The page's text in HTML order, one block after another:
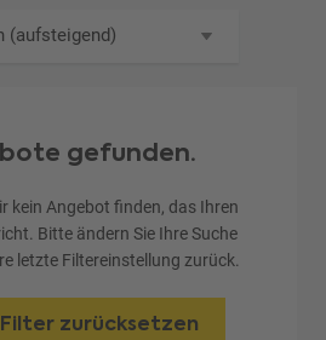
(aufsteigend)
gefunden.
kein Angebot finden, das Ihren
Bitte ändern Sie Ihre Suche
letzte Filtereinstellung zurück.
zurücksetzen